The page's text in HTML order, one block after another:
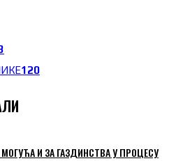
120
И ЗА ГАЗДИНСТВА У ПРОЦЕСУ